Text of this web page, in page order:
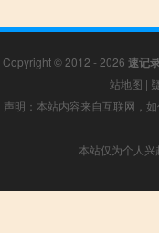
Copyright © 2012 - 2026 速记
站地图 |
声明：本站内容来自互联网，
本站仅为个人